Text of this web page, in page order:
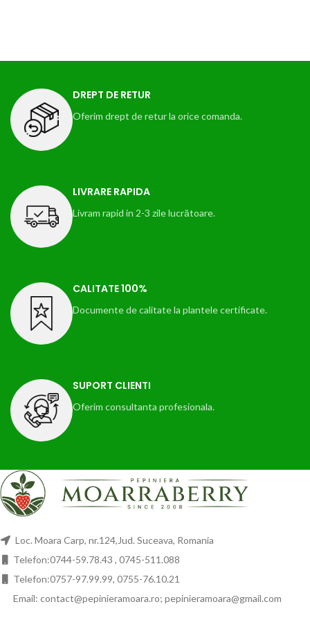
DREPT DE RETUR
Oferim drept de retur la orice comanda.
LIVRARE RAPIDA
Livram rapid in 2-3 zile lucrătoare.
CALITATE 100%
Documente de calitate la plantele certificate.
SUPORT CLIENTI
Oferim consultanta profesionala.
Loc. Moara Carp, nr.124,Jud. Suceava, Romania
Telefon:0744-59.78.43 , 0745-511.088
Telefon:0757-97.99.99, 0755-76.10.21
Email: contact@pepinieramoara.ro; pepinieramoara@gmail.com